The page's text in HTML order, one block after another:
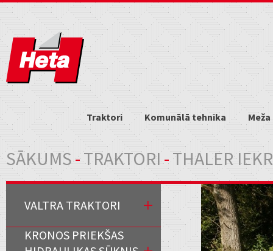
Traktori Komunālā tehnika
Jūs atrodaties šeit
SĀKUMS-TRAKTORI -THALER
VALTRA TRAKTORI
KRONOS PRIEKŠAS